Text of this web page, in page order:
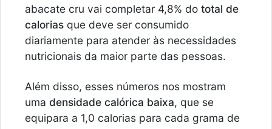
abacate cru vai completar 4,8% do total de
calorias que deve ser consumido
diariamente para atender às necessidades
nutricionais da maior parte das pessoas.
Além disso, esses números nos mostram
uma densidade calórica baixa, que se
equipara a 1,0 calorias para cada grama de